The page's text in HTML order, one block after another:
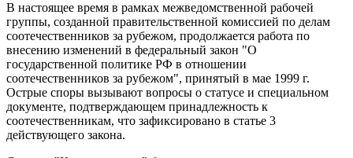
В настоящее время в рамках межведомственной рабочей
группы, созданной правительственной комиссией по делам
соотечественников за рубежом, продолжается работа по
внесению изменений в федеральный закон "О
государственной политике РФ в отношении
соотечественников за рубежом", принятый в мае 1999 г.
Острые споры вызывают вопросы о статусе и специальном
документе, подтверждающем принадлежность к
соотечественникам, что зафиксировано в статье 3
действующего закона.